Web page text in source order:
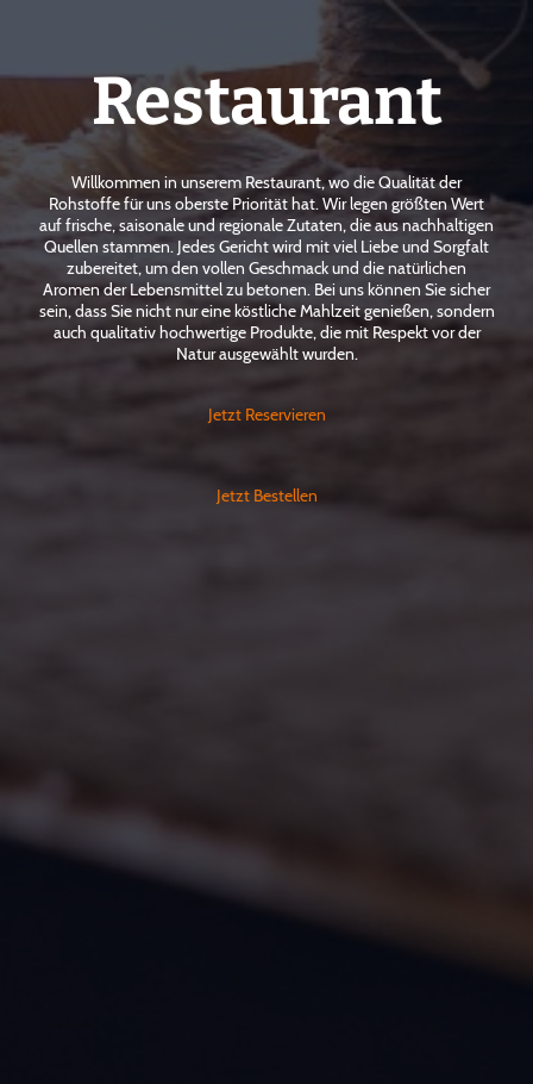
Restaurant
Willkommen in unserem Restaurant, wo die Qualität der
Rohstoffe für uns oberste Priorität hat. Wir legen größten Wert
auf frische, saisonale und regionale Zutaten, die aus nachhaltigen
Quellen stammen. Jedes Gericht wird mit viel Liebe und Sorgfalt
zubereitet, um den vollen Geschmack und die natürlichen
Aromen der Lebensmittel zu betonen. Bei uns können Sie sicher
sein, dass Sie nicht nur eine köstliche Mahlzeit genießen, sondern
auch qualitativ hochwertige Produkte, die mit Respekt vor der
Natur ausgewählt wurden.
Jetzt Reservieren
Jetzt Bestellen